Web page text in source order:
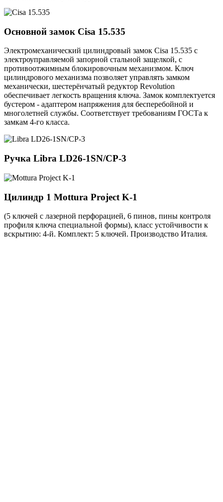
Основной замок Cisa 15.535
Электромеханический цилиндровый замок Cisa 15.535 с
электроуправляемой запорной стальной защелкой, с
противоотжимным блокировочным механизмом. Ключ
цилиндрового механизма позволяет управлять замком
механически, шестерёнчатый редуктор Revolution
обеспечивает легкость вращения ключа. Замок комплектуется
бустером - адаптером напряжения для бесперебойной и
многолетней службы. Соответствует требованиям ГОСТа к
замкам 4-го класса.
Ручка Libra LD26-1SN/CP-3
Цилиндр 1 Mottura Project K-1
(5 ключей с лазерной перфорацией, 6 пинов, пины контроля
профиля ключа специальной формы), класс устойчивости к
вскрытию: 4-й. Комплект: 5 ключей. Производство Италия.